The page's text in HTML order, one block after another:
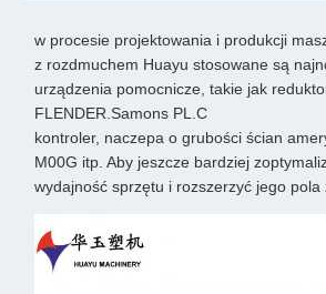
w procesie projektowania i produkcji
z rozdmuchem Huayu stosowane są
urządzenia pomocnicze, takie jak
FLENDER.Samons PL.C
kontroler, naczepa o grubości ścian
M00G itp. Aby jeszcze bardziej
wydajność sprzętu i rozszerzyć jego pola